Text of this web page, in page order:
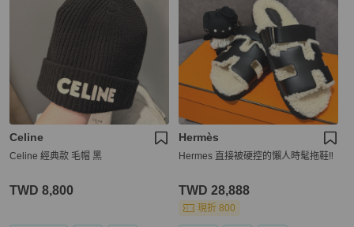
Celine
Celine 經典款 毛帽 黑
TWD 8,800
Hermès
Hermes 直接被硬控的懶人時髦拖鞋‼️
TWD 28,888
現折 800